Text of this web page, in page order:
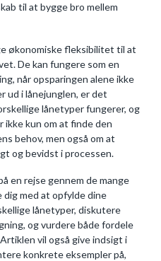
til at bygge bro mellem
økonomiske fleksibilitet til at
De kan fungere som en
når opsparingen alene ikke
ud i lånejunglen, er det
lånetyper fungerer, og
ikke kun om at finde den
behov, men også om at
og bevidst i processen.
en rejse gennem de mange
dig med at opfylde dine
lånetyper, diskutere
og vurdere både fordele
vil også give indsigt i
konkrete eksempler på,